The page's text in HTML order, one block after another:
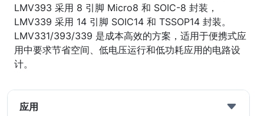
LMV393 采用 8 引脚 Micro8 和 SOIC-8 封装，
LMV339 采用 14 引脚 SOIC14 和 TSSOP14 封装。
LMV331/393/339 是成本高效的方案，适用于便携式应
用中要求节省空间、低电压运行和低功耗应用的电路设
计。
应用